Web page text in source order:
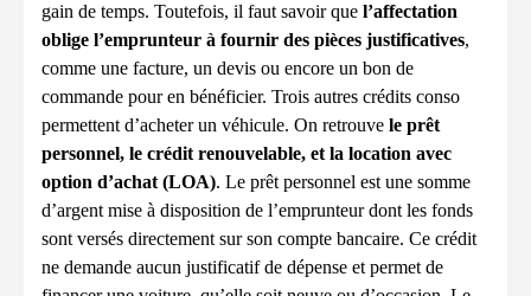
gain de temps. Toutefois, il faut savoir que l’affectation
oblige l’emprunteur à fournir des pièces justificatives,
comme une facture, un devis ou encore un bon de
commande pour en bénéficier. Trois autres crédits conso
permettent d’acheter un véhicule. On retrouve le prêt
personnel, le crédit renouvelable, et la location avec
option d’achat (LOA). Le prêt personnel est une somme
d’argent mise à disposition de l’emprunteur dont les fonds
sont versés directement sur son compte bancaire. Ce crédit
ne demande aucun justificatif de dépense et permet de